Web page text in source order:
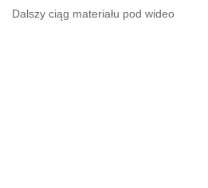
Dalszy ciąg materiału pod wideo